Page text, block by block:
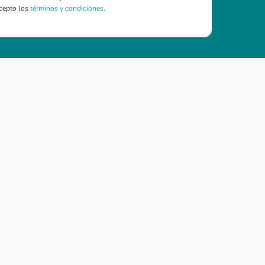
lostérminos y condiciones.